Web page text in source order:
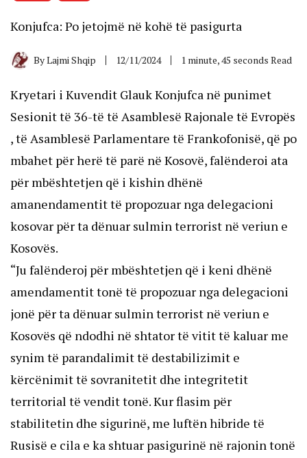
Konjufca: Po jetojmë në kohë të pasigurta
ByLajmi Shqip 12/11/2024 1 minute, 45 seconds Read
Kryetari i Kuvendit Glauk Konjufca në punimet
Sesionit të 36-të të Asamblesë Rajonale të Evropës
, të Asamblesë Parlamentare të Frankofonisë, që po
mbahet për herë të parë në Kosovë, falënderoi ata
për mbështetjen që i kishin dhënë
amanendamentit të propozuar nga delegacioni
kosovar për ta dënuar sulmin terrorist në veriun e
Kosovës.
“Ju falënderoj për mbështetjen që i keni dhënë
amendamentit tonë të propozuar nga delegacioni
jonë për ta dënuar sulmin terrorist në veriun e
Kosovës që ndodhi në shtator të vitit të kaluar me
synim të parandalimit të destabilizimit e
kërcënimit të sovranitetit dhe integritetit
territorial të vendit tonë. Kur flasim për
stabilitetin dhe sigurinë, me luftën hibride të
Rusisë e cila e ka shtuar pasigurinë në rajonin tonë